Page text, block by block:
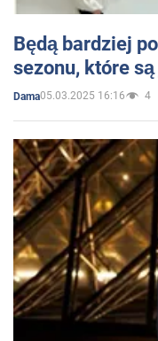
Będą bardziej
sezonu, które
Dama05.03.2025 16:16 4